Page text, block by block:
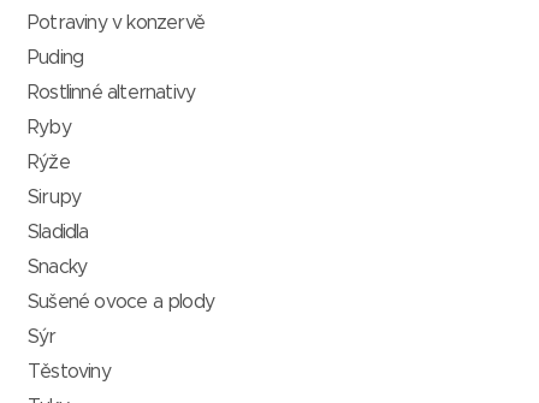
Potraviny v konzervě
Puding
Rostlinné alternativy
Ryby
Rýže
Sirupy
Sladidla
Snacky
Sušené ovoce a plody
Sýr
Těstoviny